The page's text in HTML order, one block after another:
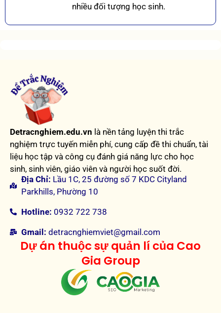
nhiều đối tượng học sinh.
Detracnghiem.edu.vn là nền tảng luyện thi trắc
nghiệm trực tuyến miễn phí, cung cấp đề thi chuẩn, tài
liệu học tập và công cụ đánh giá năng lực cho học
sinh, sinh viên, giáo viên và người học suốt đời.
Địa Chỉ: Lầu 1C, 25 đường số 7 KDC Cityland
Parkhills, Phường 10
Hotline: 0932 722 738
Gmail: detracnghiemviet@gmail.com
Dự án thuộc sự quản lí của Cao
Gia Group